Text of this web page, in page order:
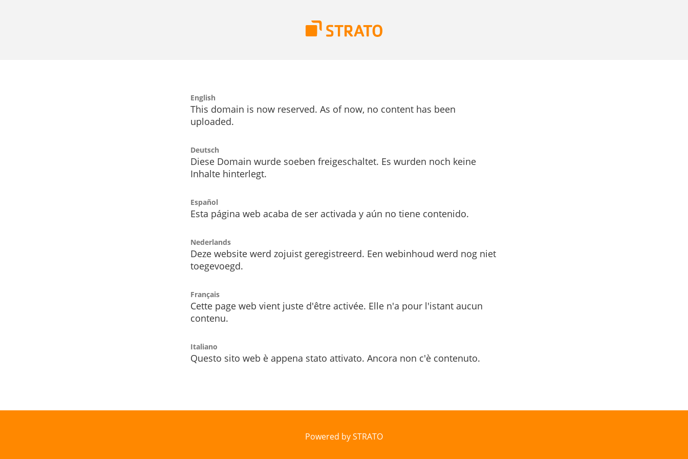
English
This domain is now reserved. As of now, no content has been
uploaded.
Deutsch
Diese Domain wurde soeben freigeschaltet. Es wurden noch keine
Inhalte hinterlegt.
Español
Esta página web acaba de ser activada y aún no tiene contenido.
Nederlands
Deze website werd zojuist geregistreerd. Een webinhoud werd nog niet
toegevoegd.
Français
Cette page web vient juste d'être activée. Elle n'a pour l'istant aucun
contenu.
Italiano
Questo sito web è appena stato attivato. Ancora non c'è contenuto.
Powered by STRATO